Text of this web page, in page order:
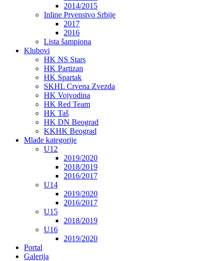
2014/2015
Inline Prvenstvo Srbije
2017
2016
Lista šampiona
Klubovi
HK NS Stars
HK Partizan
HK Spartak
SKHL Crvena Zvezda
HK Vojvodina
HK Red Team
HK Taš
HK DN Beograd
KKHK Beograd
Mlađe kategorije
U12
2019/2020
2018/2019
2016/2017
U14
2019/2020
2016/2017
U15
2018/2019
U16
2019/2020
Portal
Galerija